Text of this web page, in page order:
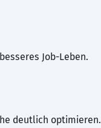
Job-Leben.
deutlich optimieren.